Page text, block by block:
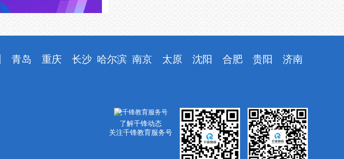
青岛 重庆 长沙 哈尔滨 南京 太原 沈阳 合肥 贵阳 济南
了解千锋动态
关注千锋教育服务号